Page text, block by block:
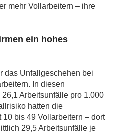
mehr Vollarbeitern – ihre
ein hohes
das Unfallgeschehen bei
In diesen
Arbeitsunfälle pro 1.000
hatten die
10 bis 49 Vollarbeitern – dort
29,5 Arbeitsunfälle je